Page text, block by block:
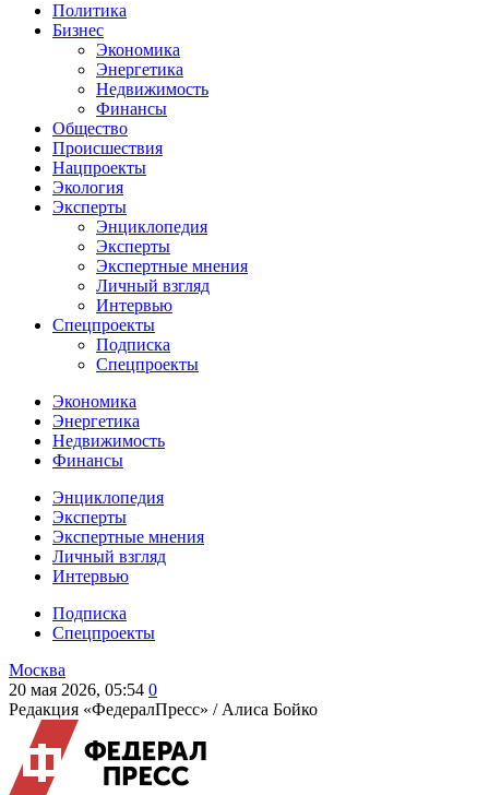
Политика
Бизнес
Экономика
Энергетика
Недвижимость
Финансы
Общество
Происшествия
Нацпроекты
Экология
Эксперты
Энциклопедия
Эксперты
Экспертные мнения
Личный взгляд
Интервью
Спецпроекты
Подписка
Спецпроекты
Экономика
Энергетика
Недвижимость
Финансы
Энциклопедия
Эксперты
Экспертные мнения
Личный взгляд
Интервью
Подписка
Спецпроекты
Москва
20 мая 2026, 05:54 0
Редакция «ФедералПресс» / Алиса Бойко